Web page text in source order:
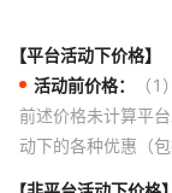
【平台活动下价格】
活动前价格：
（
前述价格未计算平
动下的各种优惠（